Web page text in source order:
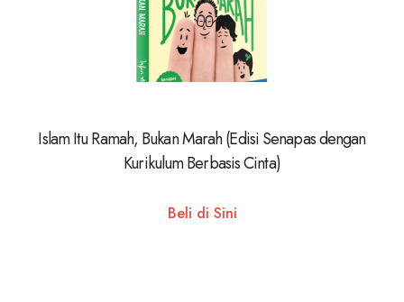
Islam Itu Ramah, Bukan Marah (Edisi Senapas dengan
Kurikulum Berbasis Cinta)
Beli di Sini